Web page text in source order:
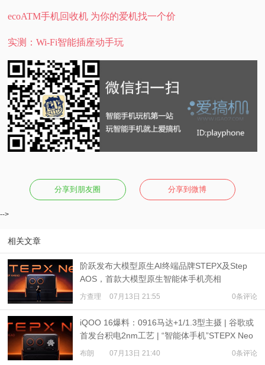
ecoATM手机回收机 为你的爱机找一个价
实测：Wi-Fi智能插座动手玩
分享到朋友圈 分享到微博
-->
相关文章
阶跃发布大模型原生AI终端品牌STEPX及Step
AOS，首款大模型原生智能体手机亮相
方查理 07月13日 21:55 0条评论
iQOO 16爆料：0916马达+1/1.3型主摄 | 谷歌或
首发台积电2nm工艺 | “智能体手机”STEPX Neo
亮相
布朗 07月13日 21:40 0条评论